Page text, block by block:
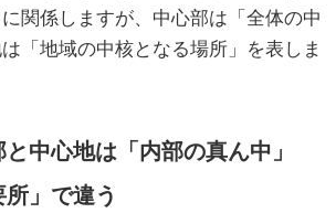
関係しますが、中心部は「全体の中
「地域の中核となる場所」を表しま
中心地は「内部の真ん中」
」で違う